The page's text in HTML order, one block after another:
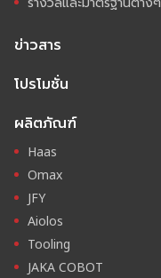
ข่าวสาร
โปรโมชั่น
ผลิตภัณฑ์
Haas
Omax
JFY
Aiolos
Tooling
JAKA COBOT